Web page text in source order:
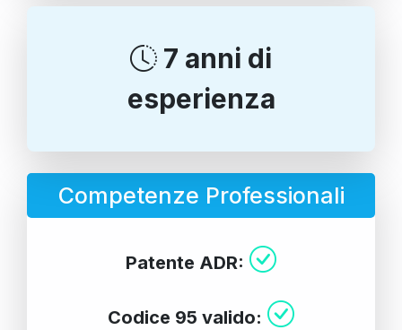
7 anni di
esperienza
Competenze Professionali
Patente ADR:
Codice 95 valido: